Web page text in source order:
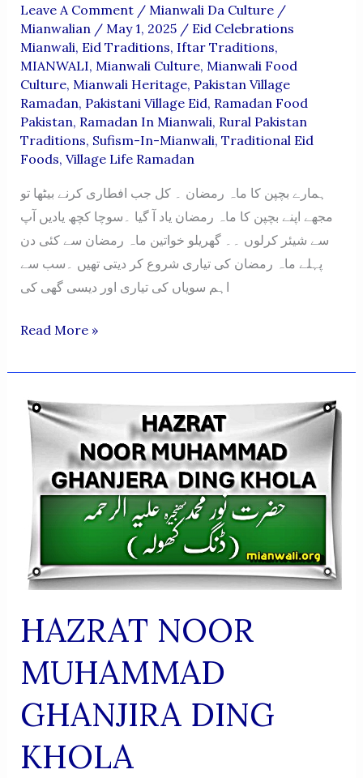
Leave A Comment / Mianwali Da Culture/
Mianwalian / May 1, 2025 / Eid Celebrations
Mianwali, Eid Traditions, Iftar Traditions,
MIANWALI, Mianwali Culture, Mianwali Food
Culture, Mianwali Heritage, Pakistan Village
Ramadan, Pakistani Village Eid, Ramadan Food
Pakistan, Ramadan In Mianwali, Rural Pakistan
Traditions, Sufism-In-Mianwali, Traditional Eid
Foods, Village Life Ramadan
ہمارے بچپن کا ماہ رمضان ۔ کل جب افطاری کرنے بیٹھا تو
مجھے اپنے بچپن کا ماہ رمضان یاد آ گیا ۔سوچا کچھ یادیں آپ
سے شیئر کرلوں ۔۔ گھریلو خواتین ماہ رمضان سے کئی دن
پہلے ماہ رمضان کی تیاری شروع کر دیتی تھیں ۔سب سے
اہم سویاں کی تیاری اور دیسی گھی کی
HAMARAY
KA
MAH
RAMADAAN
Read More »
HAZRAT NOOR
MUHAMMAD
GHANJIRA DING
KHOLA